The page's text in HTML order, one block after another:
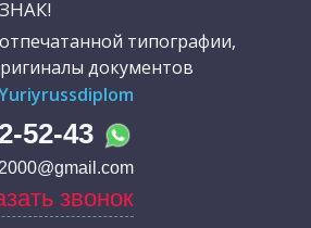
типографии,
документов
52-43
звонок